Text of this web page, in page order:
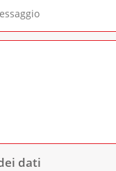
dati